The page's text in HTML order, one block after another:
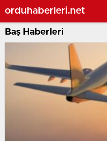
orduhaberleri.net
Baş Haberleri